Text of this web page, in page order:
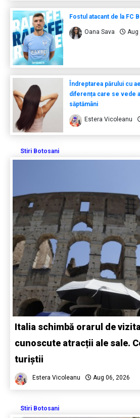
Fostul atacant de la FC
Oana Sava Aug
Îndreptarea părului cu
diferența care se vede
săptămâni
Estera Vicoleanu
Stiri Botosani
Italia schimbă orarul de
cunoscute atracții ale sale.
turiștii
Estera Vicoleanu Aug 06, 2026
Stiri Botosani